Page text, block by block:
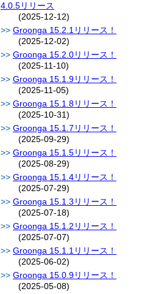
4.0.5リリース
(2025-12-12)
Groonga 15.2.1リリース！
(2025-12-02)
Groonga 15.2.0リリース！
(2025-11-10)
Groonga 15.1.9リリース！
(2025-11-05)
Groonga 15.1.8リリース！
(2025-10-31)
Groonga 15.1.7リリース！
(2025-09-29)
Groonga 15.1.5リリース！
(2025-08-29)
Groonga 15.1.4リリース！
(2025-07-29)
Groonga 15.1.3リリース！
(2025-07-18)
Groonga 15.1.2リリース！
(2025-07-07)
Groonga 15.1.1リリース！
(2025-06-02)
Groonga 15.0.9リリース！
(2025-05-08)